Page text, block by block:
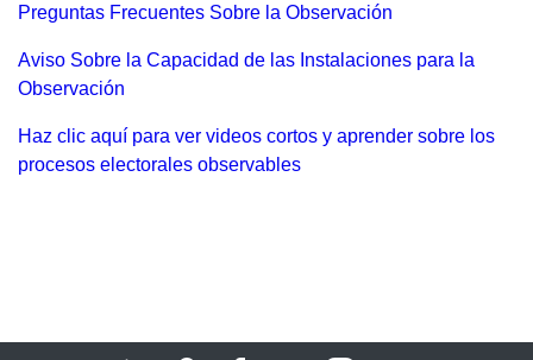
Preguntas Frecuentes Sobre la Observación
Aviso Sobre la Capacidad de las Instalaciones para la
Observación
Haz clic aquí para ver videos cortos y aprender sobre los
procesos electorales observables